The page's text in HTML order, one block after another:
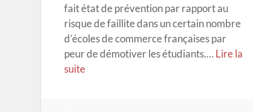
fait état de prévention par rapport au
risque de faillite dans un certain nombre
d’écoles de commerce françaises par
peur de démotiver les étudiants.…Lire la
suite